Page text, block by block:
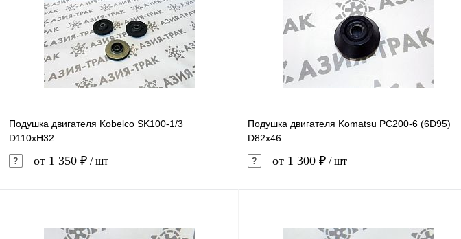
Купить в 1 клик Сравнение
В избранное В наличии
Купить в 1 клик
В избранное В наличии
Подушка двигателя Kobelco SK100-1/3
D110xH32
от 1 350 ₽ / шт
Подушка двигателя Komatsu PC200-6 (6D95)
D82x46
от 1 300 ₽ / шт